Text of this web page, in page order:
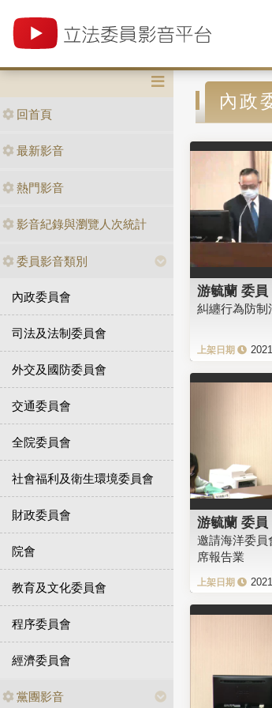
回首頁
最新影音
熱門影音
影音紀錄與瀏覽人次統計
委員影音類別
內政委員會
司法及法制委員會
外交及國防委員會
交通委員會
全院委員會
社會福利及衛生環境委員會
財政委員會
院會
教育及文化委員會
程序委員會
經濟委員會
黨團影音
內政
游毓蘭 委員
糾纏行為防制
游毓蘭 委員
邀請海洋委員
席報告業